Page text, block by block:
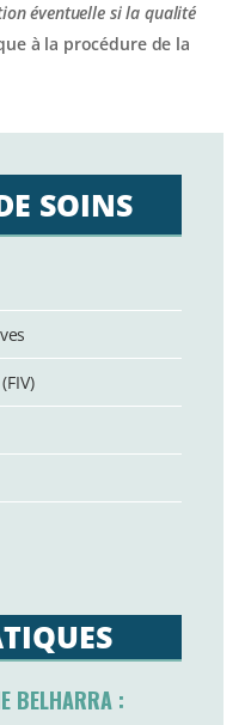
éventuelle si la qualité
à la procédure de la
SOINS
BELHARRA :